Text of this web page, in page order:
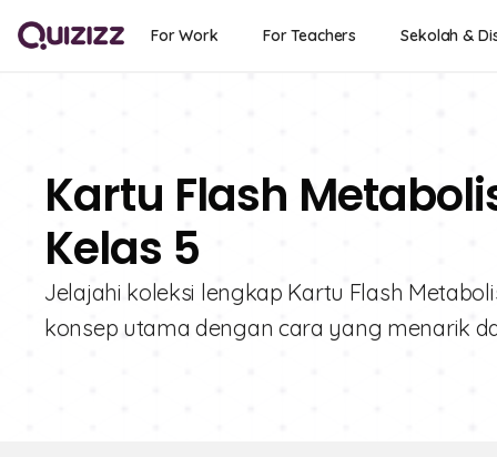
For Work For Teachers Sekolah &
Kartu Flash
Kelas 5
Jelajahi koleksi lengkap Kartu Flash
konsep utama dengan cara yang menarik